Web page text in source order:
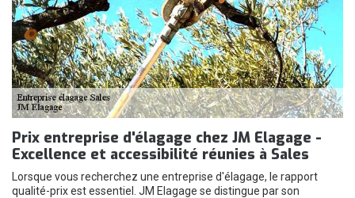
Prix entreprise d'élagage chez JM Elagage -
Excellence et accessibilité réunies à Sales
Lorsque vous recherchez une entreprise d'élagage, le rapport
qualité-prix est essentiel. JM Elagage se distingue par son